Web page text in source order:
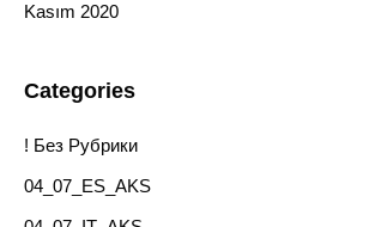
Kasım 2020
Categories
! Без Рубрики
04_07_ES_AKS